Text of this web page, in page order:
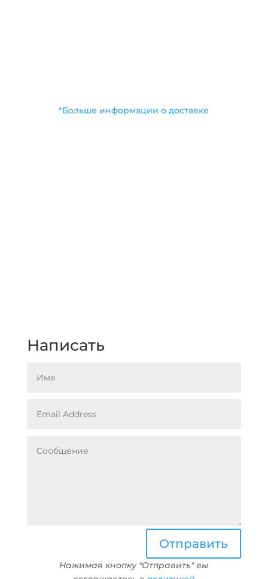
*Больше информации о доставке
Написать
Отправить
Нажимая кнопку "Отправить" вы